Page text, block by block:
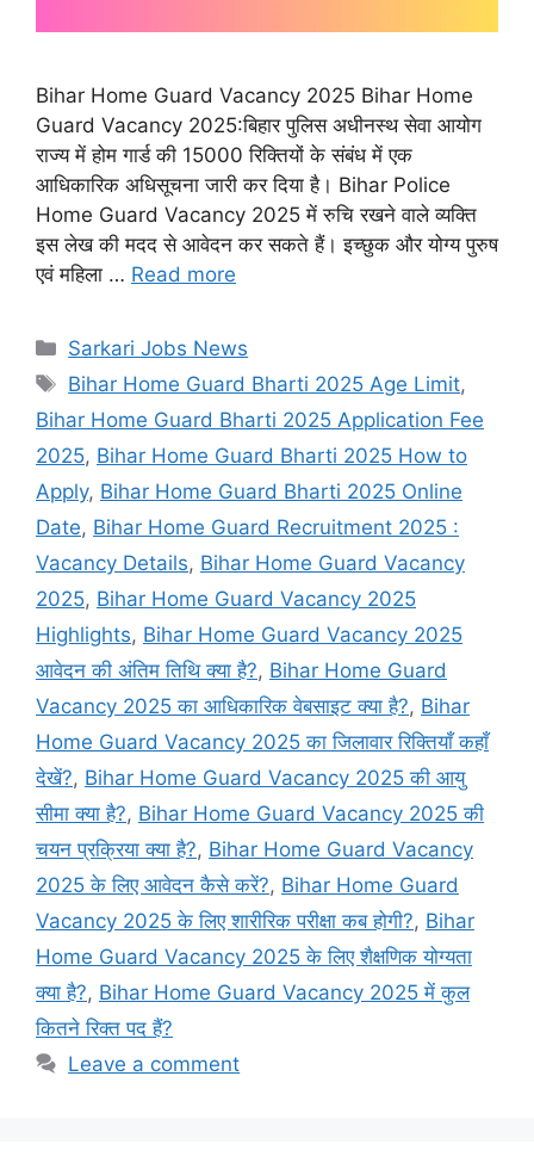
Bihar Home Guard Vacancy 2025 Bihar Home
Guard Vacancy 2025:बिहार पुलिस अधीनस्थ सेवा आयोग
राज्य में होम गार्ड की 15000 रिक्तियों के संबंध में एक
आधिकारिक अधिसूचना जारी कर दिया है। Bihar Police
Home Guard Vacancy 2025 में रुचि रखने वाले व्यक्ति
इस लेख की मदद से आवेदन कर सकते हैं। इच्छुक और योग्य पुरुष
एवं महिला … Read more
Categories
Sarkari Jobs News
Tags
Bihar Home Guard Bharti 2025 Age Limit,
Bihar Home Guard Bharti 2025 Application Fee
2025, Bihar Home Guard Bharti 2025 How to
Apply, Bihar Home Guard Bharti 2025 Online
Date, Bihar Home Guard Recruitment 2025 :
Vacancy Details, Bihar Home Guard Vacancy
2025, Bihar Home Guard Vacancy 2025
Highlights, Bihar Home Guard Vacancy 2025
आवेदन की अंतिम तिथि क्या है?, Bihar Home Guard
Vacancy 2025 का आधिकारिक वेबसाइट क्या है?, Bihar
Home Guard Vacancy 2025 का जिलावार रिक्तियाँ कहाँ
देखें?, Bihar Home Guard Vacancy 2025 की आयु
सीमा क्या है?, Bihar Home Guard Vacancy 2025 की
चयन प्रक्रिया क्या है?, Bihar Home Guard Vacancy
2025 के लिए आवेदन कैसे करें?, Bihar Home Guard
Vacancy 2025 के लिए शारीरिक परीक्षा कब होगी?, Bihar
Home Guard Vacancy 2025 के लिए शैक्षणिक योग्यता
क्या है?, Bihar Home Guard Vacancy 2025 में कुल
कितने रिक्त पद हैं?
Leave a comment